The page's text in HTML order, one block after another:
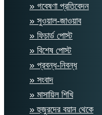
» গবেষণা প্রতিবেদন
» সুওয়াল-জাওয়াব
» ফিচার্ড পোস্ট
» বিশেষ পোস্ট
» প্রবন্ধ-নিবন্ধ
» সংবাদ
» মাসায়িল শিখি
» হুজুরদের বয়ান থেকে